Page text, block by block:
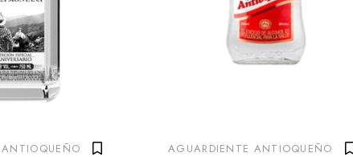
AGUARDIENTE ANTIOQUEÑO